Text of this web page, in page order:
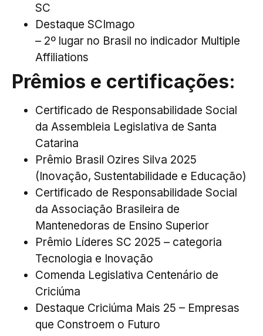
SC
Destaque SCImago
– 2º lugar no Brasil no indicador Multiple
Affiliations
Prêmios e certificações:
Certificado de Responsabilidade Social
da Assembleia Legislativa de Santa
Catarina
Prêmio Brasil Ozires Silva 2025
(Inovação, Sustentabilidade e Educação)
Certificado de Responsabilidade Social
da Associação Brasileira de
Mantenedoras de Ensino Superior
Prêmio Líderes SC 2025 – categoria
Tecnologia e Inovação
Comenda Legislativa Centenário de
Criciúma
Destaque Criciúma Mais 25 – Empresas
que Constroem o Futuro